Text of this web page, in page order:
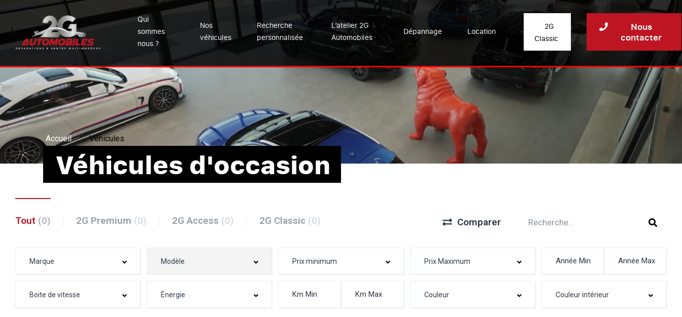
Qui
sommes
nous ?
Nos
véhicules
Recherche
personnalisée
L’atelier 2G
Automobiles
Dépannage Location
2G
Classic
Nous
contacter
Accueil Véhicules
Véhicules d'occasion
Tout (0) 2G Premium (0) 2G Access (0) 2G Classic (0) Comparer